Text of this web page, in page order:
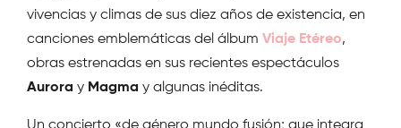
vivencias y climas de sus diez años de existencia, en
canciones emblemáticas del álbum Viaje Etéreo,
obras estrenadas en sus recientes espectáculos
Aurora y Magma y algunas inéditas.
Un concierto «de género mundo fusión; que integra